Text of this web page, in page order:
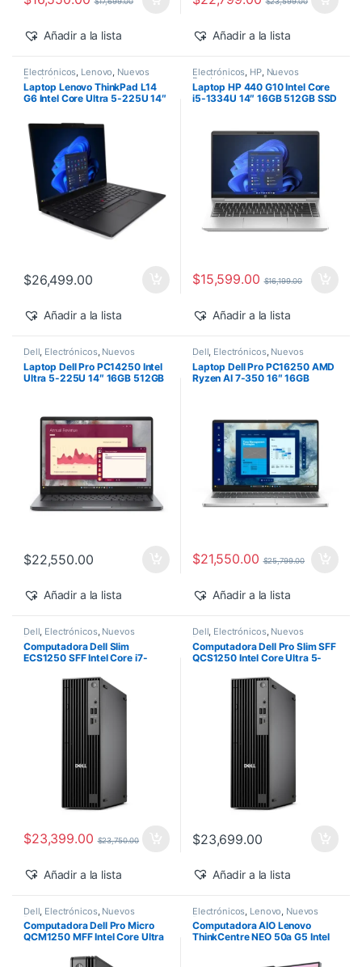
Añadir a la lista Añadir a la lista
Electrónicos, Lenovo, Nuevos
Productos
Laptop Lenovo ThinkPad L14
G6 Intel Core Ultra 5-225U 14″
Pro
$26,499.00
Añadir a la lista
Electrónicos, HP, Nuevos
Productos
Laptop HP 440 G10 Intel Core
i5-1334U 14″ 16GB 512GB SSD
$15,599.00 $16,199.00
Añadir a la lista
Dell, Electrónicos, Nuevos
Productos
Laptop Dell Pro PC14250 Intel
Ultra 5-225U 14″ 16GB 512GB
$22,550.00
Añadir a la lista
Dell, Electrónicos, Nuevos
Productos
Laptop Dell Pro PC16250 AMD
Ryzen AI 7-350 16″ 16GB
$21,550.00 $25,799.00
Añadir a la lista
Dell Electrónicos, Nuevos
Productos
Computadora Dell Slim
ECS1250 SFF Intel Core i7-
Windows 11 Pro
$23,399.00 $23,750.00
Añadir a la lista
Dell Electrónicos, Nuevos
Productos
Computadora Dell Pro Slim SFF
QCS1250 Intel Core Ultra 5-
Windows 11 Pro
$23,699.00
Añadir a la lista
Dell Electrónicos, Nuevos
Productos
Computadora Dell Pro Micro
QCM1250 MFF Intel Core Ultra
Windows 11 Pro
Electrónicos Lenovo Nuevos
Productos
Computadora AIO Lenovo
ThinkCentre NEO 50a G5 Intel
512GB SSD Windows 11 Pro